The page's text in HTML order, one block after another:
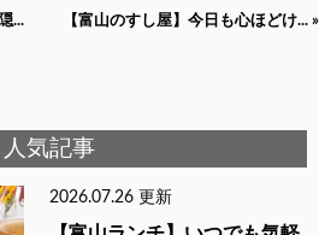
... 【富山のすし屋】今日も心ほどけ... »
人気記事
2026.07.26 更新